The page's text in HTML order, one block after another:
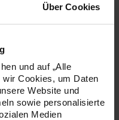
Über Cookies
und auf „Alle
Cookies, um Daten
Website und
sowie personalisierte
Medien